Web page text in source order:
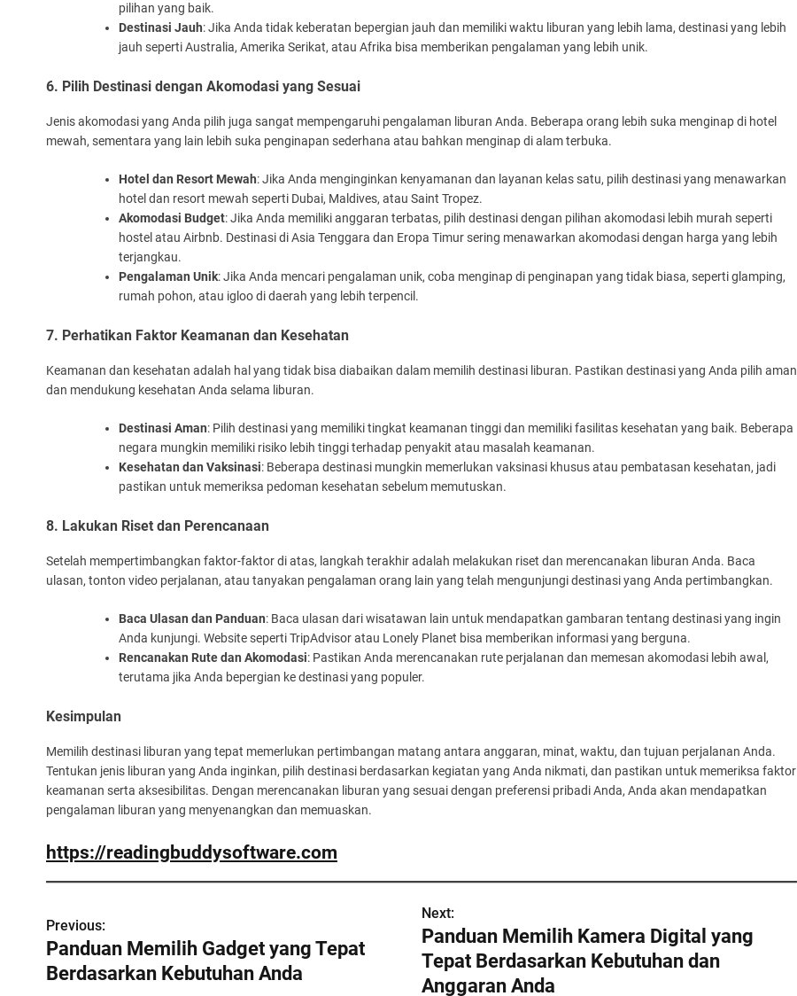
pilihan yang baik.
Destinasi Jauh: Jika Anda tidak keberatan bepergian jauh dan memiliki waktu liburan yang lebih lama, destinasi yang lebih
jauh seperti Australia, Amerika Serikat, atau Afrika bisa memberikan pengalaman yang lebih unik.
6. Pilih Destinasi dengan Akomodasi yang Sesuai
Jenis akomodasi yang Anda pilih juga sangat mempengaruhi pengalaman liburan Anda. Beberapa orang lebih suka menginap di hotel
mewah, sementara yang lain lebih suka penginapan sederhana atau bahkan menginap di alam terbuka.
Hotel dan Resort Mewah: Jika Anda menginginkan kenyamanan dan layanan kelas satu, pilih destinasi yang menawarkan
hotel dan resort mewah seperti Dubai, Maldives, atau Saint Tropez.
Akomodasi Budget: Jika Anda memiliki anggaran terbatas, pilih destinasi dengan pilihan akomodasi lebih murah seperti
hostel atau Airbnb. Destinasi di Asia Tenggara dan Eropa Timur sering menawarkan akomodasi dengan harga yang lebih
terjangkau.
Pengalaman Unik: Jika Anda mencari pengalaman unik, coba menginap di penginapan yang tidak biasa, seperti glamping,
rumah pohon, atau igloo di daerah yang lebih terpencil.
7. Perhatikan Faktor Keamanan dan Kesehatan
Keamanan dan kesehatan adalah hal yang tidak bisa diabaikan dalam memilih destinasi liburan. Pastikan destinasi yang Anda pilih aman
dan mendukung kesehatan Anda selama liburan.
Destinasi Aman: Pilih destinasi yang memiliki tingkat keamanan tinggi dan memiliki fasilitas kesehatan yang baik. Beberapa
negara mungkin memiliki risiko lebih tinggi terhadap penyakit atau masalah keamanan.
Kesehatan dan Vaksinasi: Beberapa destinasi mungkin memerlukan vaksinasi khusus atau pembatasan kesehatan, jadi
pastikan untuk memeriksa pedoman kesehatan sebelum memutuskan.
8. Lakukan Riset dan Perencanaan
Setelah mempertimbangkan faktor-faktor di atas, langkah terakhir adalah melakukan riset dan merencanakan liburan Anda. Baca
ulasan, tonton video perjalanan, atau tanyakan pengalaman orang lain yang telah mengunjungi destinasi yang Anda pertimbangkan.
Baca Ulasan dan Panduan: Baca ulasan dari wisatawan lain untuk mendapatkan gambaran tentang destinasi yang ingin
Anda kunjungi. Website seperti TripAdvisor atau Lonely Planet bisa memberikan informasi yang berguna.
Rencanakan Rute dan Akomodasi: Pastikan Anda merencanakan rute perjalanan dan memesan akomodasi lebih awal,
terutama jika Anda bepergian ke destinasi yang populer.
Kesimpulan
Memilih destinasi liburan yang tepat memerlukan pertimbangan matang antara anggaran, minat, waktu, dan tujuan perjalanan Anda.
Tentukan jenis liburan yang Anda inginkan, pilih destinasi berdasarkan kegiatan yang Anda nikmati, dan pastikan untuk memeriksa faktor
keamanan serta aksesibilitas. Dengan merencanakan liburan yang sesuai dengan preferensi pribadi Anda, Anda akan mendapatkan
pengalaman liburan yang menyenangkan dan memuaskan.
https://readingbuddysoftware.com
P
o
s
Previous:
Panduan Memilih Gadget yang Tepat
Berdasarkan Kebutuhan Anda
Next:
Panduan Memilih Kamera Digital yang
Tepat Berdasarkan Kebutuhan dan
Anggaran Anda